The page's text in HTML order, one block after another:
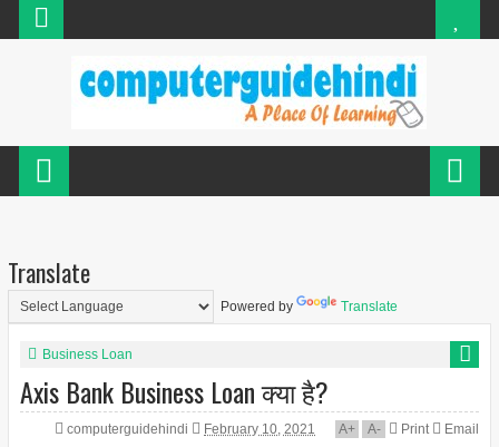
Translate
Powered by Translate
Business Loan
Axis Bank Business Loan क्या है?
computerguidehindi February 10, 2021 A+ A- Print Email